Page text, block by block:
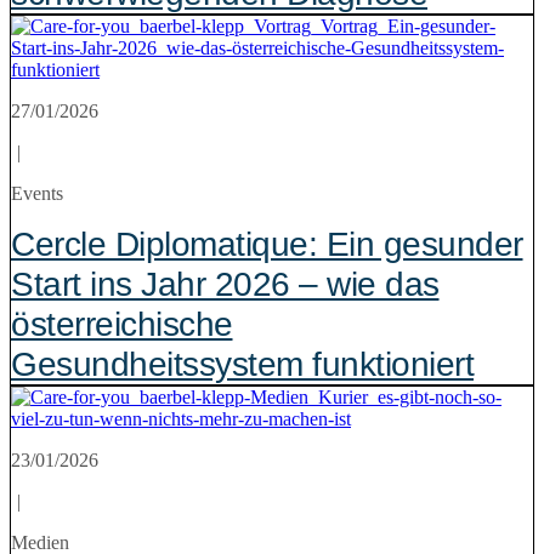
27/01/2026
|
Events
Cercle Diplomatique: Ein gesunder
Start ins Jahr 2026 – wie das
österreichische
Gesundheitssystem funktioniert
23/01/2026
|
Medien